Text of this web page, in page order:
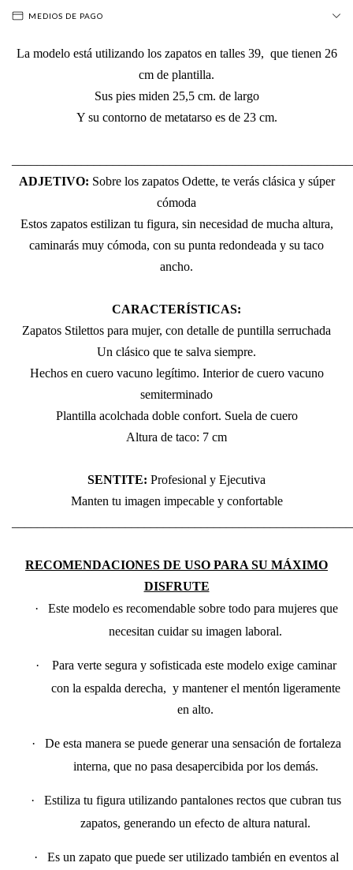
MEDIOS DE PAGO
La modelo está utilizando los zapatos en talles 39, que tienen 26
cm de plantilla.
Sus pies miden 25,5 cm. de largo
Y su contorno de metatarso es de 23 cm.
ADJETIVO: Sobre los zapatos Odette, te verás clásica y súper
cómoda
Estos zapatos estilizan tu figura, sin necesidad de mucha altura,
caminarás muy cómoda, con su punta redondeada y su taco
ancho.
CARACTERÍSTICAS:
Zapatos Stilettos para mujer, con detalle de puntilla serruchada
Un clásico que te salva siempre.
Hechos en cuero vacuno legítimo. Interior de cuero vacuno
semiterminado
Plantilla acolchada doble confort. Suela de cuero
Altura de taco: 7 cm
SENTITE: Profesional y Ejecutiva
Manten tu imagen impecable y confortable
RECOMENDACIONES DE USO PARA SU MÁXIMO
DISFRUTE
·
Este modelo es recomendable sobre todo para mujeres que
necesitan cuidar su imagen laboral.
·
Para verte segura y sofisticada este modelo exige caminar
con la espalda derecha, y mantener el mentón ligeramente
en alto.
·
De esta manera se puede generar una sensación de fortaleza
interna, que no pasa desapercibida por los demás.
·
Estiliza tu figura utilizando pantalones rectos que cubran tus
zapatos, generando un efecto de altura natural.
·
Es un zapato que puede ser utilizado también en eventos al